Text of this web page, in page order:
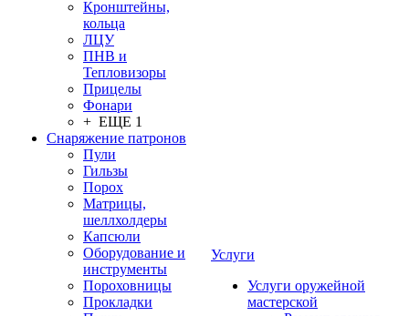
Кронштейны,
кольца
ЛЦУ
ПНВ и
Тепловизоры
Прицелы
Фонари
+ ЕЩЕ 1
Снаряжение патронов
Пули
Гильзы
Порох
Матрицы,
шеллхолдеры
Капсюли
Оборудование и
инструменты
Пороховницы
Прокладки
Услуги
Услуги оружейной
мастерской